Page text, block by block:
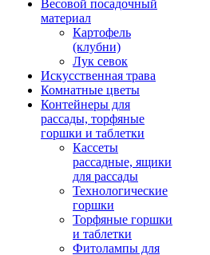
Весовой посадочный
материал
Картофель
(клубни)
Лук севок
Искусственная трава
Комнатные цветы
Контейнеры для
рассады, торфяные
горшки и таблетки
Кассеты
рассадные, ящики
для рассады
Технологические
горшки
Торфяные горшки
и таблетки
Фитолампы для